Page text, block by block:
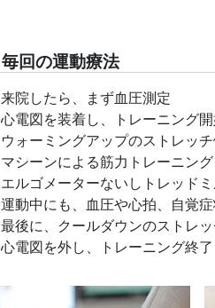
毎回の運動療法
来院したら、まず血圧測定
心電図を装着し、トレーニング
ウォーミングアップのストレッ
マシーンによる筋力トレーニング
エルゴメーターないしトレッド
運動中にも、血圧や心拍、自覚
最後に、クールダウンのストレ
心電図を外し、トレーニング終了